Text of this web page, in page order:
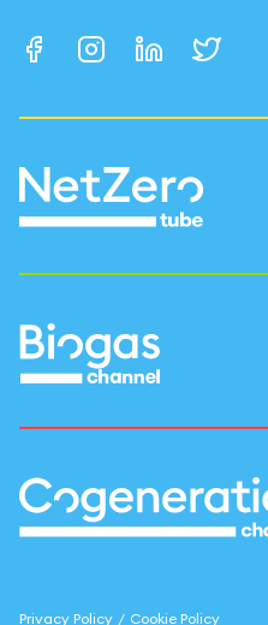
Privacy Policy / Cookie Policy